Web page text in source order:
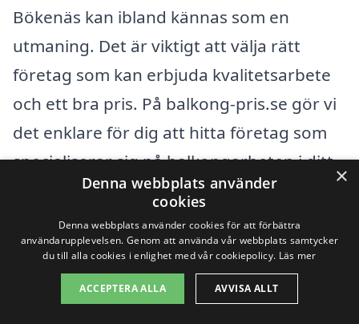
Bökenäs kan ibland kännas som en
utmaning. Det är viktigt att välja rätt
företag som kan erbjuda kvalitetsarbete
och ett bra pris. På balkong-pris.se gör vi
det enklare för dig att hitta företag som
specialiserar sig på balkongarbeten i ditt
närområde. Vi hjälper dig att jämföra
erbjudanden från olika professionella,
vilket ger dig möjligheten att välja det
som passar dig bäst.
×
Denna webbplats använder
cookies
Denna webbplats använder cookies för att förbättra
användarupplevelsen. Genom att använda vår webbplats samtycker
du till alla cookies i enlighet med vår cookiepolicy. Läs mer
ACCEPTERA ALLA AVVISA ALLT